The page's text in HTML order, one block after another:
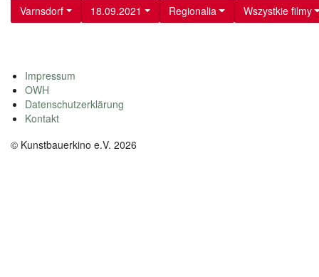
Varnsdorf 18.09.2021 Regionalia Wszystkie filmy
Impressum
OWH
Datenschutzerklärung
Kontakt
© Kunstbauerkino e.V. 2026